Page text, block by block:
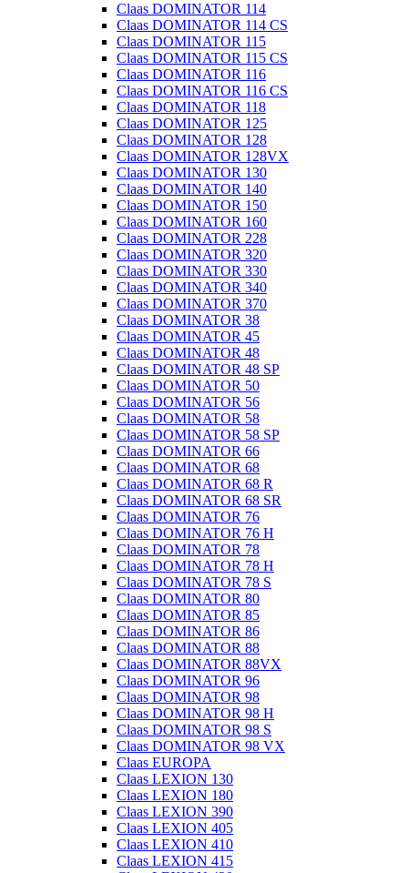
Claas DOMINATOR 114
Claas DOMINATOR 114 CS
Claas DOMINATOR 115
Claas DOMINATOR 115 CS
Claas DOMINATOR 116
Claas DOMINATOR 116 CS
Claas DOMINATOR 118
Claas DOMINATOR 125
Claas DOMINATOR 128
Claas DOMINATOR 128VX
Claas DOMINATOR 130
Claas DOMINATOR 140
Claas DOMINATOR 150
Claas DOMINATOR 160
Claas DOMINATOR 228
Claas DOMINATOR 320
Claas DOMINATOR 330
Claas DOMINATOR 340
Claas DOMINATOR 370
Claas DOMINATOR 38
Claas DOMINATOR 45
Claas DOMINATOR 48
Claas DOMINATOR 48 SP
Claas DOMINATOR 50
Claas DOMINATOR 56
Claas DOMINATOR 58
Claas DOMINATOR 58 SP
Claas DOMINATOR 66
Claas DOMINATOR 68
Claas DOMINATOR 68 R
Claas DOMINATOR 68 SR
Claas DOMINATOR 76
Claas DOMINATOR 76 H
Claas DOMINATOR 78
Claas DOMINATOR 78 H
Claas DOMINATOR 78 S
Claas DOMINATOR 80
Claas DOMINATOR 85
Claas DOMINATOR 86
Claas DOMINATOR 88
Claas DOMINATOR 88VX
Claas DOMINATOR 96
Claas DOMINATOR 98
Claas DOMINATOR 98 H
Claas DOMINATOR 98 S
Claas DOMINATOR 98 VX
Claas EUROPA
Claas LEXION 130
Claas LEXION 180
Claas LEXION 390
Claas LEXION 405
Claas LEXION 410
Claas LEXION 415